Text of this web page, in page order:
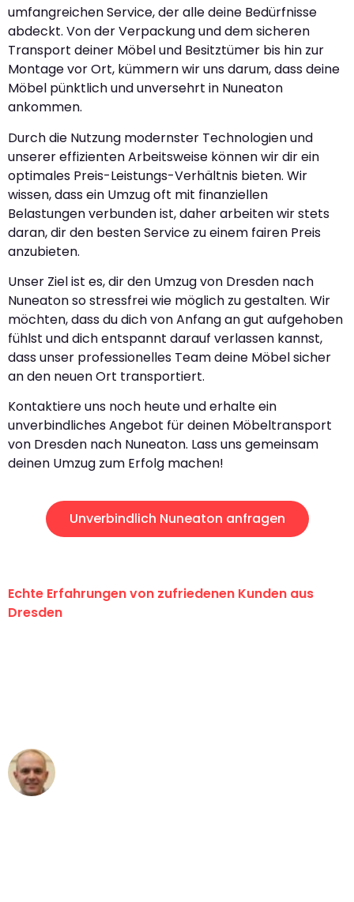
umfangreichen Service, der alle deine Bedürfnisse
abdeckt. Von der Verpackung und dem sicheren
Transport deiner Möbel und Besitztümer bis hin zur
Montage vor Ort, kümmern wir uns darum, dass deine
Möbel pünktlich und unversehrt in Nuneaton
ankommen.
Durch die Nutzung modernster Technologien und
unserer effizienten Arbeitsweise können wir dir ein
optimales Preis-Leistungs-Verhältnis bieten. Wir
wissen, dass ein Umzug oft mit finanziellen
Belastungen verbunden ist, daher arbeiten wir stets
daran, dir den besten Service zu einem fairen Preis
anzubieten.
Unser Ziel ist es, dir den Umzug von Dresden nach
Nuneaton so stressfrei wie möglich zu gestalten. Wir
möchten, dass du dich von Anfang an gut aufgehoben
fühlst und dich entspannt darauf verlassen kannst,
dass unser professionelles Team deine Möbel sicher
an den neuen Ort transportiert.
Kontaktiere uns noch heute und erhalte ein
unverbindliches Angebot für deinen Möbeltransport
von Dresden nach Nuneaton. Lass uns gemeinsam
deinen Umzug zum Erfolg machen!
Unverbindlich Nuneaton anfragen
Echte Erfahrungen von zufriedenen Kunden aus
Dresden